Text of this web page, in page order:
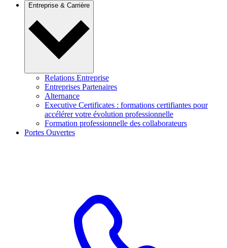
Entreprise & Carrière
Relations Entreprise
Entreprises Partenaires
Alternance
Executive Certificates : formations certifiantes pour
accélérer votre évolution professionnelle
Formation professionnelle des collaborateurs
Portes Ouvertes